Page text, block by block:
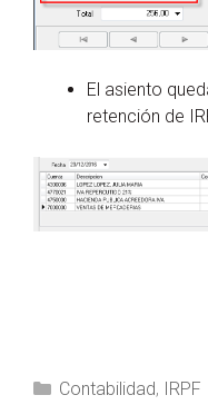
El asiento
retención de
Categorías
Contabilidad,
IRPF